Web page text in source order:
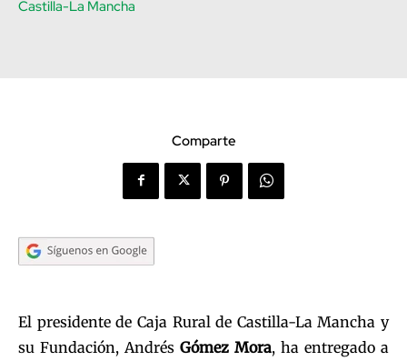
Castilla-La Mancha
Comparte
El presidente de Caja Rural de Castilla-La Mancha y
su Fundación, Andrés Gómez Mora, ha entregado a